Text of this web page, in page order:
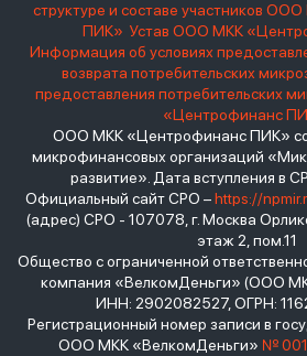
структуре и составе участников
ПИК» Устав ООО МКК
Информация об условиях
возврата потребительских
предоставления потребительских
«Центрофинанс
ООО МКК «Центрофинанс ПИК»
микрофинансовых организаций
развитие». Дата вступления в
Официальный сайт СРО –https://
(адрес) СРО - 107078, г. Москва
этаж 2, пом.11
Общество с ограниченной
компания «ВелкомДеньги» (ООО
ИНН: 2902082527, ОГРН:
Регистрационный номер записи в
ООО МКК «ВелкомДеньги» №